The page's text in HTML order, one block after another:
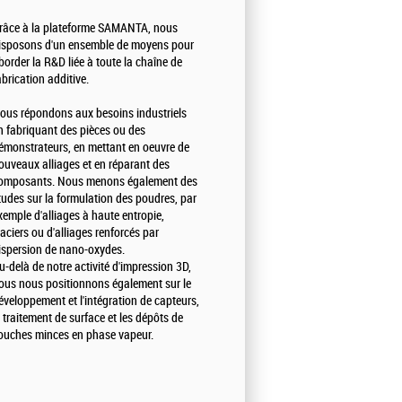
à la plateforme SAMANTA, nous
d'un ensemble de moyens pour
la R&D liée à toute la chaîne de
additive.
répondons aux besoins industriels
fabriquant des pièces ou des
en mettant en oeuvre de
alliages et en réparant des
Nous menons également des
sur la formulation des poudres, par
d'alliages à haute entropie,
ou d'alliages renforcés par
de nano-oxydes.
delà de notre activité d'impression 3D,
nous positionnons également sur le
et l'intégration de capteurs,
traitement de surface et les dépôts de
minces en phase vapeur.